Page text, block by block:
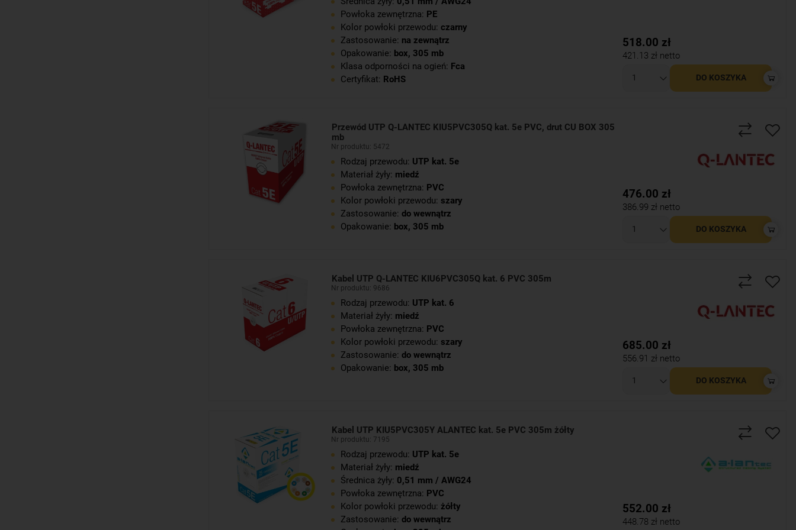
Powłoka zewnętrzna: PE
Kolor powłoki przewodu: czarny
Zastosowanie: na zewnątrz
Opakowanie: box, 305 mb
Klasa odporności na ogień: Fca
Certyfikat: RoHS
518.00 zł
421.13 zł netto
DO KOSZYKA
Przewód UTP Q-LANTEC KIU5PVC305Q kat. 5e PVC, drut CU BOX 305
mb
Nr produktu: 5472
Rodzaj przewodu: UTP kat. 5e
Materiał żyły: miedź
Powłoka zewnętrzna: PVC
Kolor powłoki przewodu: szary
Zastosowanie: do wewnątrz
Opakowanie: box, 305 mb
476.00 zł
386.99 zł netto
DO KOSZYKA
Kabel UTP Q-LANTEC KIU6PVC305Q kat. 6 PVC 305m
Nr produktu: 9686
Rodzaj przewodu: UTP kat. 6
Materiał żyły: miedź
Powłoka zewnętrzna: PVC
Kolor powłoki przewodu: szary
Zastosowanie: do wewnątrz
Opakowanie: box, 305 mb
685.00 zł
556.91 zł netto
DO KOSZYKA
Kabel UTP KIU5PVC305Y ALANTEC kat. 5e PVC 305m żółty
Nr produktu: 7195
Rodzaj przewodu: UTP kat. 5e
Materiał żyły: miedź
Średnica żyły: 0,51 mm / AWG24
Powłoka zewnętrzna: PVC
Kolor powłoki przewodu: żółty
Zastosowanie: do wewnątrz
552.00 zł
448.78 zł netto